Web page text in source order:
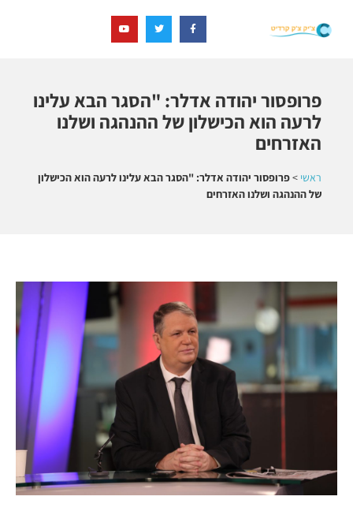
פרופסור יהודה אדלר: "הסגר הבא עלינו
לרעה הוא הכישלון של ההנהגה ושלנו
האזרחים
ראשי >פרופסור יהודה אדלר: "הסגר הבא עלינו לרעה הוא הכישלון
של ההנהגה ושלנו האזרחים